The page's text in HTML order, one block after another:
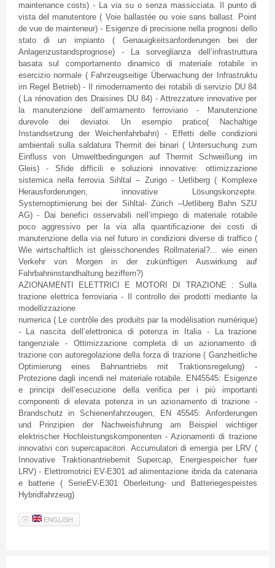
maintenance costs) - La via su o senza massicciata. Il punto di
vista del manutentore ( Voie ballastée ou voie sans ballast. Point
de vue de mainteneur) - Esigenze di precisione nella prognosi dello
stato di un impianto ( Genauigkeitsanforderungen bei der
Anlagenzustandsprognose) - La sorveglianza dell’infrastruttura
basata sul comportamento dinamico di materiale rotabile in
esercizio normale ( Fahrzeugseitige Überwachung der Infrastruktu
im Regel Betrieb) - Il rimodernamento dei rotabili di servizio DU 84
( La rénovation des Draisines DU 84) - Attrezzature innovative per
la manutenzione dell’armamento ferroviario - Manutenzione
durevole dei deviatoi. Un esempio pratico( Nachaltige
Instandsetzung der Weichenfahrbahn) - Effetti delle condizioni
ambientali sulla saldatura Thermit dei binari ( Untersuchung zum
Einfluss von Umweltbedingungen auf Thermit Schweißung im
Gleis) - Sfide difficili e soluzioni innovative: ottimizzazione
sistemica nella ferrovia Sihltal – Zurigo - Uetliberg ( Komplexe
Herausforderungen, innovative Lösungskonzepte.
Systemoptimierung bei der Sihltal- Zürich –Uetliberg Bahn SZU
AG) - Dai benefici osservabili nell’impiego di materiale rotabile
poco aggressivo per la via alla quantificazione dei costi di
manutenzione della via nel futuro in condizioni diverse di traffico (
Wie wirtschaftlich ist gleisschonendes Rollmaterial?... wie einen
Verkehr von Morgen in der zukünftigen Auswirkung auf
Fahrbahninstandhaltung beziffern?)
AZIONAMENTI ELETTRICI E MOTORI DI TRAZIONE : Sulla
trazione elettrica ferroviaria - Il controllo dei prodotti mediante la
modellizzazione
numerica ( Le contrôle des produits par la modélisation numérique)
- La nascita dell’elettronica di potenza in Italia - La trazione
tangenziale - Ottimizzazione completa di un azionamento di
trazione con autoregolazione della forza di trazione ( Ganzheitliche
Optimierung eines Bahnantriebs mit Traktionsregelung) -
Protezione dagli incendi nel materiale rotabile. EN45545: Esigenze
e principi dell’esecuzione della verifica per i più importanti
componenti di elevata potenza in un azionamento di trazione -
Brandschutz in Schienenfahrzeugen, EN 45545: Anforderungen
und Prinzipien der Nachweisfuhrung am Beispiel wichtiger
elektrischer Hochleistungskomponenten - Azionamenti di trazione
innovativi con supercapacitori. Accumulatori di emergia per LRV (
Innovative Traktionantriebemit Supercap, Energiespeicher fuer
LRV) - Elettromotrici EV-E301 ad alimentazione ibrida da catenaria
e batterie ( SerieEV-E301 Oberleitung- und Batteriegespeistes
Hybridfahrzeug)
ENGLISH